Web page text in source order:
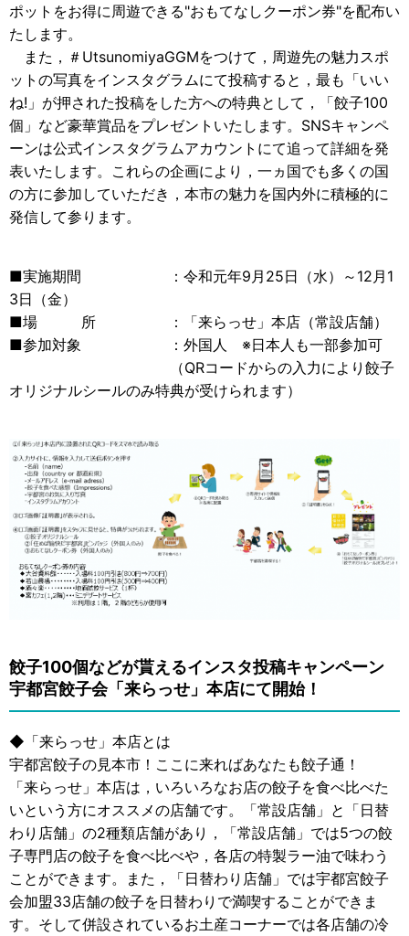
ポットをお得に周遊できる"おもてなしクーポン券"を配布い
たします。
また，＃UtsunomiyaGGMをつけて，周遊先の魅力スポ
ットの写真をインスタグラムにて投稿すると，最も「いい
ね!」が押された投稿をした方への特典として，「餃子100
個」など豪華賞品をプレゼントいたします。SNSキャンペ
ーンは公式インスタグラムアカウントにて追って詳細を発
表いたします。これらの企画により，一ヵ国でも多くの国
の方に参加していただき，本市の魅力を国内外に積極的に
発信して参ります。
■実施期間 ：令和元年9月25日（水）～12月1
3日（金）
■場 所 ：「来らっせ」本店（常設店舗）
■参加対象 ：外国人 ※日本人も一部参加可
（QRコードからの入力により餃子
オリジナルシールのみ特典が受けられます）
餃子100個などが貰えるインスタ投稿キャンペーン
宇都宮餃子会「来らっせ」本店にて開始！
◆「来らっせ」本店とは
宇都宮餃子の見本市！ここに来ればあなたも餃子通！
「来らっせ」本店は，いろいろなお店の餃子を食べ比べた
いという方にオススメの店舗です。「常設店舗」と「日替
わり店舗」の2種類店舗があり，「常設店舗」では5つの餃
子専門店の餃子を食べ比べや，各店の特製ラー油で味わう
ことができます。また，「日替わり店舗」では宇都宮餃子
会加盟33店舗の餃子を日替わりで満喫することができま
す。そして併設されているお土産コーナーでは各店舗の冷